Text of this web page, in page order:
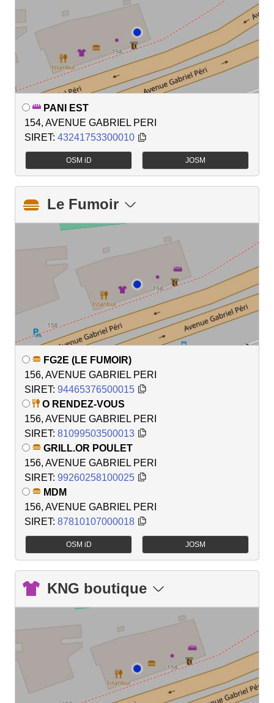
PANI EST
154, AVENUE GABRIEL PERI
SIRET: 43241753300010
OSM iD JOSM
Le Fumoir
FG2E (LE FUMOIR)
156, AVENUE GABRIEL PERI
SIRET: 94465376500015
O RENDEZ-VOUS
156, AVENUE GABRIEL PERI
SIRET: 81099503500013
GRILL.OR POULET
156, AVENUE GABRIEL PERI
SIRET: 99260258100025
MDM
156, AVENUE GABRIEL PERI
SIRET: 87810107000018
OSM iD JOSM
KNG boutique